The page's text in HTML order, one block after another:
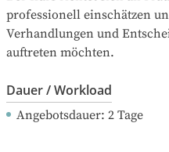
professionell einschätzen
Verhandlungen und
auftreten möchten.
Dauer / Workload
Angebotsdauer: 2 Tage